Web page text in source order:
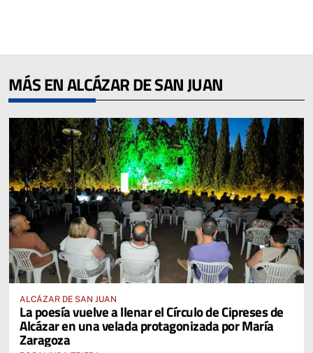
MÁS EN ALCÁZAR DE SAN JUAN
ALCÁZAR DE SAN JUAN
La poesía vuelve a llenar el Círculo de Cipreses de
Alcázar en una velada protagonizada por María
Zaragoza